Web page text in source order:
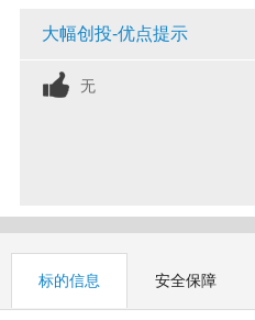
大幅创投-优点提示
无
标的信息 安全保障